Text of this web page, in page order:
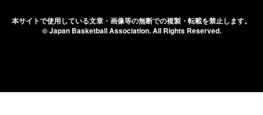
本サイトで使用している文章・画像等の無断での複製・転載を禁止します。
© Japan Basketball Association.All Rights Reserved.